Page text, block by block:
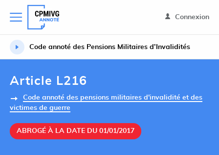
Connexion
Code annoté des Pensions Militaires d’Invalidités
Article L216
Code annoté des pensions militaires d'invalidité et des
victimes de guerre
ABROGÉ À LA DATE DU 01/01/2017